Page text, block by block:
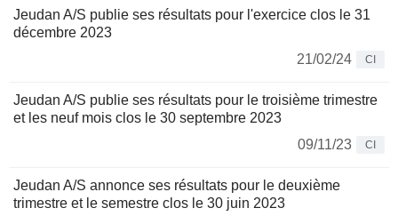
Jeudan A/S publie ses résultats pour l'exercice clos le 31
décembre 2023
21/02/24
CI
Jeudan A/S publie ses résultats pour le troisième trimestre
et les neuf mois clos le 30 septembre 2023
09/11/23
CI
Jeudan A/S annonce ses résultats pour le deuxième
trimestre et le semestre clos le 30 juin 2023